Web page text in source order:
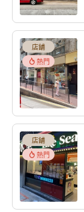
店舖
熱門
店舖
熱門